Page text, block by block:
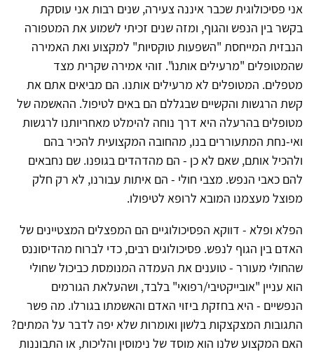
אני פסיכולוגית שכבר איננה צעירה, שנים רבות אני עוסקת
בקשר בין הנפש והגוף, ומזה שנים זכיתי לשמוע את המטפורה
הנבזית המייחסת "השפעות טוקסיות" למקצוע ואת האמירה
שהמטופלים "מרעילים אותנו". זוהי אמירה שקרית מצד
מטפלים. המטופלים לא מרעילים אותנו. הם מביאים אתם את
קשת הרגשות והקשיים שבגללם הם באים לטיפול. ההאשמה של
מטופלים בהרעלה היא דרך נוחה להימלט מאחריותנו לרגשות
ואי-נחת המתעוררים בנו, מהחובה המקצועית להכיר בהם
ולהכיל אותם, שאם לא כן - הם מהדהדים בגופנו. שם נחבאים
להם כאבי הנפש. מצבי חולי - הם איתות עבורנו, לא רק חלק
מפוצל מעצמנו המובא לרופא לטיפולו.
הפלא ופלא - דווקא הפסיכולוגיים הם המפצלים המצטיינים של
האדם בין הגוף לנפש. פסיכולוגים רבים, כדי לברוח מהדיסוננס
שהחולי מעורר - טוענים את העמדה המנומסת כביכול שחולי
הוא עניין "אובייקטיבי/רפואי" בלבד, ושהעלאת הגורמים
הנפשיים - היא בחזקת ביזוי האדם והאשמתו בגורלו. מה פשר
התגובות המצקצקות בלשון ואומרות שלא יפה לדבר על המתים?
האם המקצוע שלנו הוא מוסד של נימוסין והליכות, או התבוננות